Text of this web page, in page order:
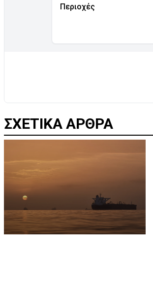
Περιοχές
ΣΧΕΤΙΚΑ ΑΡΘΡΑ